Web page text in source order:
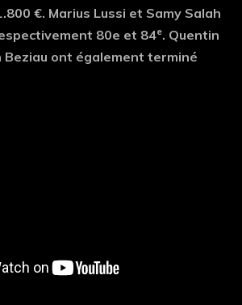
€. Marius Lussi et Samy Salah
80e et 84e. Quentin
Beziau ont également terminé